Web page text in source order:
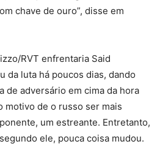
chave de ouro”, disse em
RVT enfrentaria Said
da luta há poucos dias, dando
de adversário em cima da hora
de o russo ser mais
um estreante. Entretanto,
ele, pouca coisa mudou.